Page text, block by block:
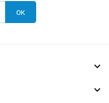

